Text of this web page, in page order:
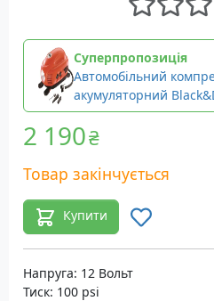
Суперпропозиція
Автомобільний
акумуляторний
2 190₴
Товар закінчується
Купити
Напруга: 12 Вольт
Тиск: 100 psi